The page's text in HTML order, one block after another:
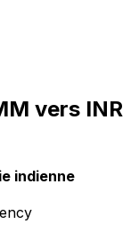
vers INR
indienne